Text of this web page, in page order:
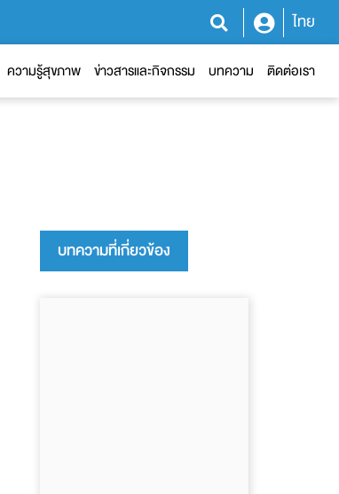
ไทย
ความรู้สุขภาพ ข่าวสารและกิจกรรม บทความ ติดต่อเรา
บทความที่เกี่ยวข้อง